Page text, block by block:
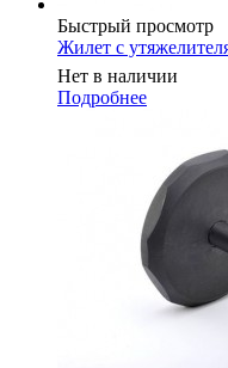
Быстрый просмотр
Жилет с
Нет в наличии
Подробнее